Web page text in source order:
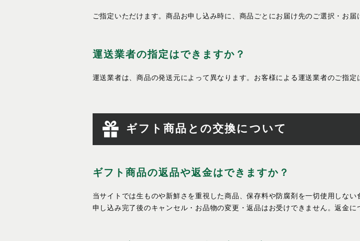
ご指定いただけます。商品お申し込み時に、商品ごとにお届け先のご選択・お届
運送業者の指定はできますか？
運送業者は、商品の発送元によって異なります。お客様による運送業者のご指定
ギフト商品との交換について
ギフト商品の返品や返金はできますか？
当サイトでは生ものや新鮮さを重視した商品、保存料や防腐剤を一切使用しな
申し込み完了後のキャンセル・お品物の変更・返品はお受けできません。返金に